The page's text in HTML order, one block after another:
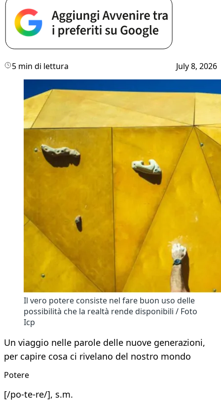
5 min di lettura July 8, 2026
Il vero potere consiste nel fare buon uso delle
possibilità che la realtà rende disponibili / Foto
Icp
Un viaggio nelle parole delle nuove generazioni,
per capire cosa ci rivelano del nostro mondo
Potere
[/po-te-re/], s.m.